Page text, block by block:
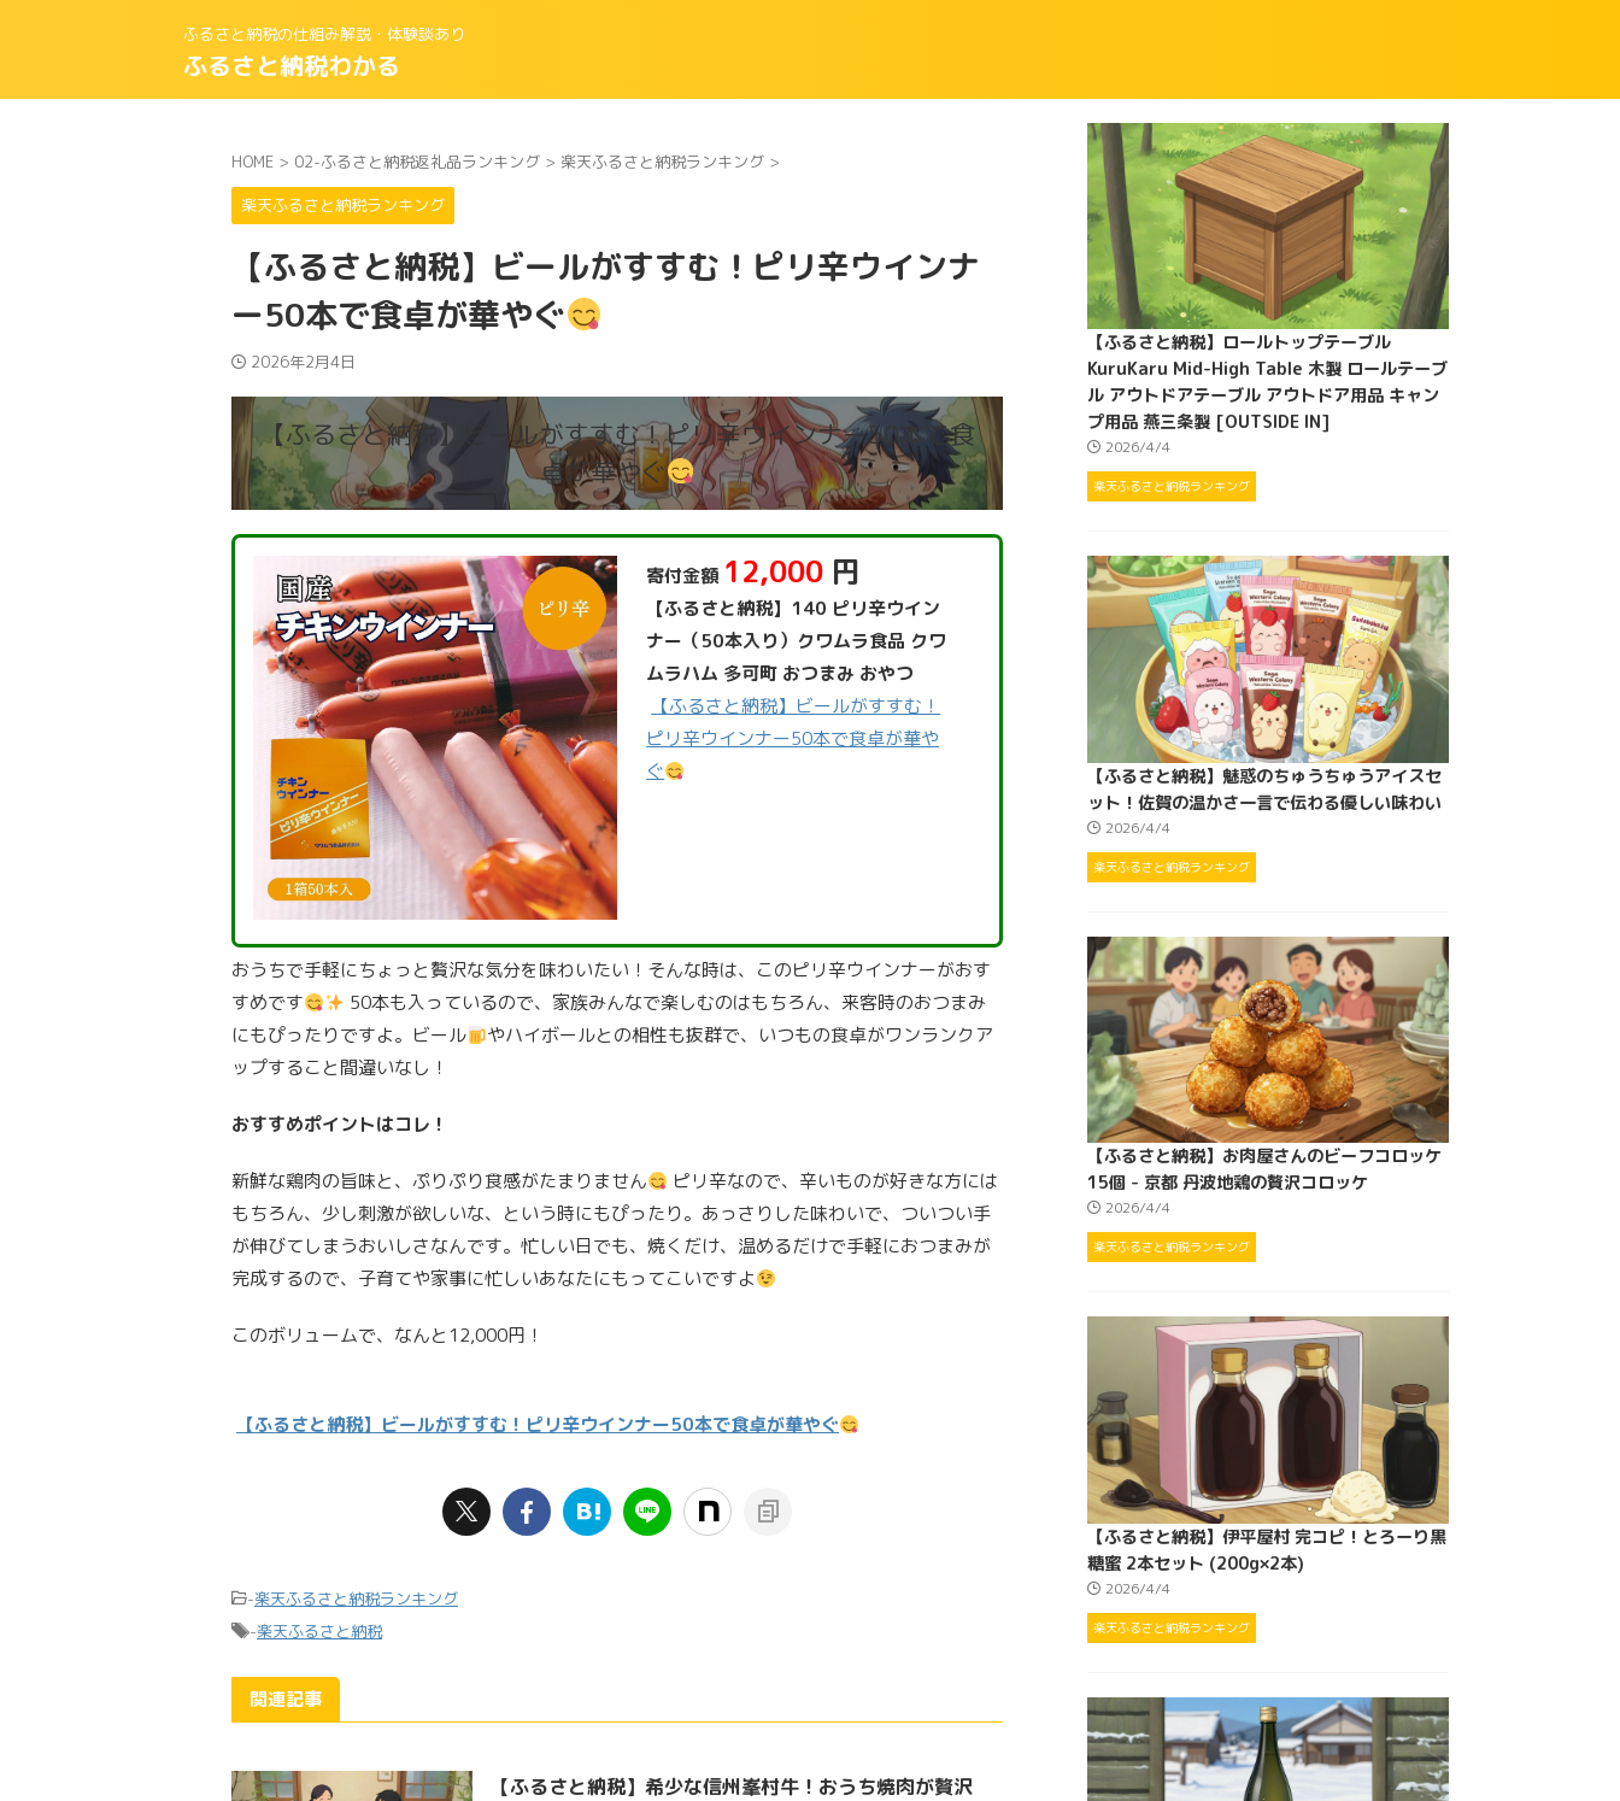
ふるさと納税の仕組み解説・体験談あり
ふるさと納税わかる
HOME > 02-ふるさと納税返礼品ランキング > 楽天ふるさと納税ランキング >
楽天ふるさと納税ランキング
【ふるさと納税】ビールがすすむ！ピリ辛ウインナ
ー50本で食卓が華やぐ
2026年2月4日
【ふるさと納税】ビールがすすむ！ピリ辛ウインナー50本で食
卓が華やぐ
寄付金額 12,000 円
【ふるさと納税】140 ピリ辛ウイン
ナー（50本入り）クワムラ食品 クワ
ムラハム 多可町 おつまみ おやつ
【ふるさと納税】ビールがすすむ！
ピリ辛ウインナー50本で食卓が華や
ぐ
おうちで手軽にちょっと贅沢な気分を味わいたい！そんな時は、このピリ辛ウインナーがおす
すめです
50本も入っているので、家族みんなで楽しむのはもちろん、来客時のおつまみ
にもぴったりですよ。ビール
やハイボールとの相性も抜群で、いつもの食卓がワンランクア
ップすること間違いなし！
おすすめポイントはコレ！
新鮮な鶏肉の旨味と、ぷりぷり食感がたまりません
ピリ辛なので、辛いものが好きな方には
もちろん、少し刺激が欲しいな、という時にもぴったり。あっさりした味わいで、ついつい手
が伸びてしまうおいしさなんです。忙しい日でも、焼くだけ、温めるだけで手軽におつまみが
完成するので、子育てや家事に忙しいあなたにもってこいですよ
このボリュームで、なんと12,000円！
【ふるさと納税】ビールがすすむ！ピリ辛ウインナー50本で食卓が華やぐ
-楽天ふるさと納税ランキング
-楽天ふるさと納税
関連記事
【ふるさと納税】希少な信州峯村牛！おうち焼肉が贅沢
【ふるさと納税】ロールトップテーブル
KuruKaru Mid-High Table 木製 ロールテーブ
ル アウトドアテーブル アウトドア用品 キャン
プ用品 燕三条製 [OUTSIDE IN]
2026/4/4
楽天ふるさと納税ランキング
【ふるさと納税】魅惑のちゅうちゅうアイスセ
ット！佐賀の温かさ一言で伝わる優しい味わい
2026/4/4
楽天ふるさと納税ランキング
【ふるさと納税】お肉屋さんのビーフコロッケ
15個 - 京都 丹波地鶏の贅沢コロッケ
2026/4/4
楽天ふるさと納税ランキング
【ふるさと納税】伊平屋村 完コピ！とろーり黒
糖蜜 2本セット (200g×2本)
2026/4/4
楽天ふるさと納税ランキング